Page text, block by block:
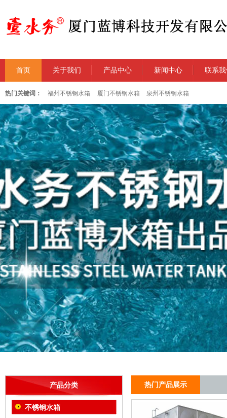
首页 关于我们 产品中心 新闻中心 联系
热门关键词： 福州不锈钢水箱 厦门不锈钢水箱 泉州不锈钢水箱
产品分类
不锈钢水箱
热门产品展示